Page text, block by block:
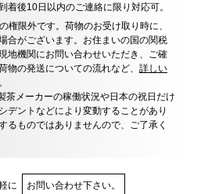
着後10日以内のご連絡に限り対応可。
権限外です。荷物のお受け取り時に、
合がございます。お住まいの国の関税
地機関にお問い合わせいただき、ご確
物の発送についての流れなど、 詳しい
茶メーカーの稼働状況や日本の祝日だけ
デントなどにより変動することがあり
るものではありませんので、ご了承く
に お問い合わせ下さい。